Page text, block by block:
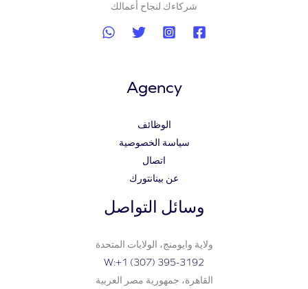
شركاءك لنجاح أعمالك
Agency
الوظائف
سياسة الخصوصية
اتصال
عن بينانتورك
وسائل التواصل
ولاية وايومنج، الولايات المتحدة
W:+1 (307) 395-3192
القاهرة، جمهورية مصر العربية